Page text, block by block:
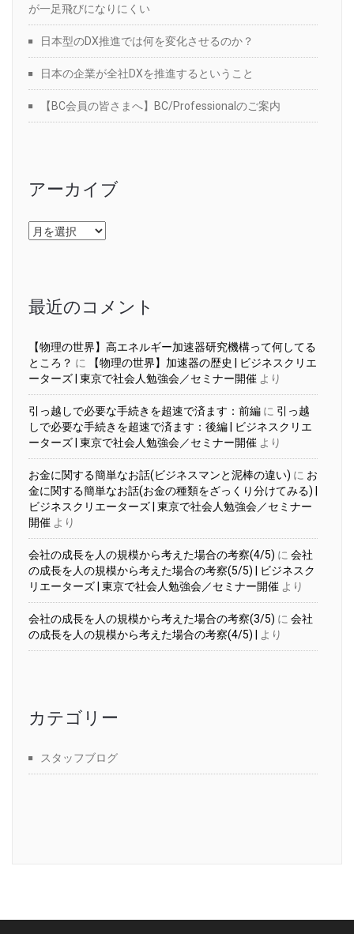
が一足飛びになりにくい
日本型のDX推進では何を変化させるのか？
日本の企業が全社DXを推進するということ
【BC会員の皆さまへ】BC/Professionalのご案内
アーカイブ
ア
ー
最近のコメント
【物理の世界】高エネルギー加速器研究機構って何してる
ところ？ に
【物理の世界】加速器の歴史 | ビジネスクリエ
ーターズ | 東京で社会人勉強会／セミナー開催 より
引っ越しで必要な手続きを超速で済ます：前編 に 引っ越
しで必要な手続きを超速で済ます：後編 | ビジネスクリエ
ーターズ | 東京で社会人勉強会／セミナー開催 より
お金に関する簡単なお話(ビジネスマンと泥棒の違い) に お
金に関する簡単なお話(お金の種類をざっくり分けてみる) |
ビジネスクリエーターズ | 東京で社会人勉強会／セミナー
開催 より
会社の成長を人の規模から考えた場合の考察(4/5) に 会社
の成長を人の規模から考えた場合の考察(5/5) | ビジネスク
リエーターズ | 東京で社会人勉強会／セミナー開催 より
会社の成長を人の規模から考えた場合の考察(3/5) に 会社
の成長を人の規模から考えた場合の考察(4/5) |
より
カテゴリー
スタッフブログ